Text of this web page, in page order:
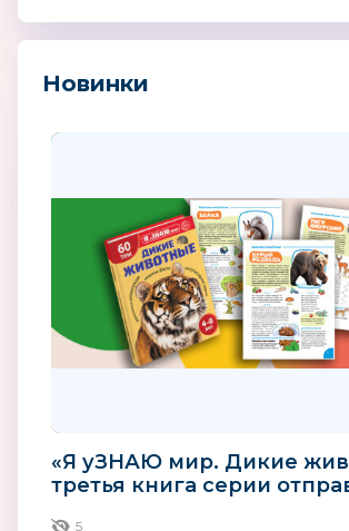
Новинки
«Я уЗНАЮ мир. Дикие
третья книга серии
5